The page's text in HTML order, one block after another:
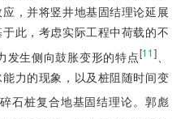
，并将竖井地基固结理论延展
此，考虑实际工程中荷载的不
发生侧向鼓胀变形的特点[11]
力的现象，以及桩阻随时间变
石桩复合地基固结理论。郭彪